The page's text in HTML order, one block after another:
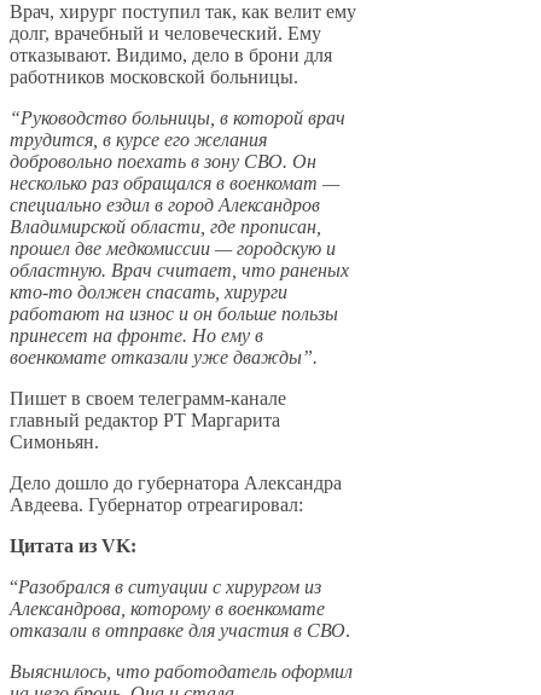
Врач, хирург поступил так, как велит ему
долг, врачебный и человеческий. Ему
отказывают. Видимо, дело в брони для
работников московской больницы.
“Руководство больницы, в которой врач
трудится, в курсе его желания
добровольно поехать в зону СВО. Он
несколько раз обращался в военкомат —
специально ездил в город Александров
Владимирской области, где прописан,
прошел две медкомиссии — городскую и
областную. Врач считает, что раненых
кто-то должен спасать, хирурги
работают на износ и он больше пользы
принесет на фронте. Но ему в
военкомате отказали уже дважды”.
Пишет в своем телеграмм-канале
главный редактор РТ Маргарита
Симоньян.
Дело дошло до губернатора Александра
Авдеева. Губернатор отреагировал:
Цитата из VK:
“Разобрался в ситуации с хирургом из
Александрова, которому в военкомате
отказали в отправке для участия в СВО.
Выяснилось, что работодатель оформил